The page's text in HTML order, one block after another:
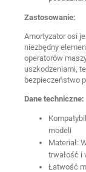
Zastosowanie:
Amortyzator osi
niezbędny
operatorów
uszkodzeniami,
bezpieczeństwo
Dane techniczne:
modeli
Materiał:
trwałość i
Łatwość